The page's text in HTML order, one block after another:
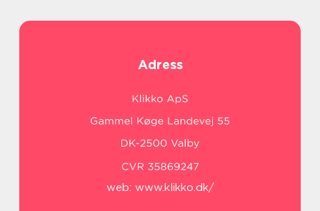
Adress
web: www.klikko.dk/